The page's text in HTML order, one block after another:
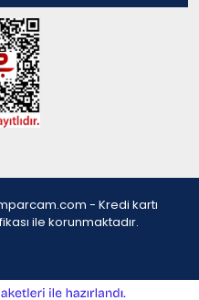
- Kredi kartı
ile korunmaktadır.
e-